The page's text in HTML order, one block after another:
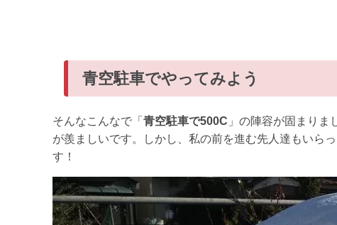
青空駐車でやってみよう
そんなこんなで「 青空駐車で500C 」の陣容が固まり
が羨ましいです。しかし、私の前を進む先人達もいら
す！